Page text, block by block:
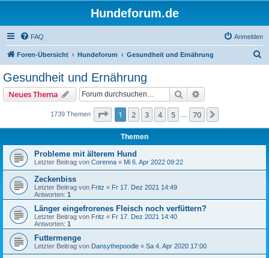
Hundeforum.de
FAQ Anmelden
Foren-Übersicht Hundeforum Gesundheit und Ernährung
Gesundheit und Ernährung
Neues Thema Suche
1739 Themen Seite 1von 70
1 2 3 4 5 70
Themen
Probleme mit älterem Hund
Letzter Beitrag von Corenna « Mi 6. Apr 2022 09:22
Zeckenbiss
Letzter Beitrag von Fritz « Fr 17. Dez 2021 14:49
Antworten: 1
Länger eingefrorenes Fleisch noch verfüttern?
Letzter Beitrag von Fritz « Fr 17. Dez 2021 14:40
Antworten: 1
Futtermenge
Letzter Beitrag von Dansythepoodle « Sa 4. Apr 2020 17:00